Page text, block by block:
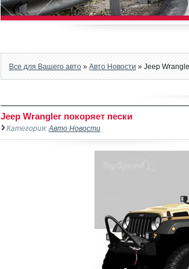
Все для Вашего авто » Авто Новости » Jeep
Jeep Wrangler покоряет пески
Категория: Авто Новости